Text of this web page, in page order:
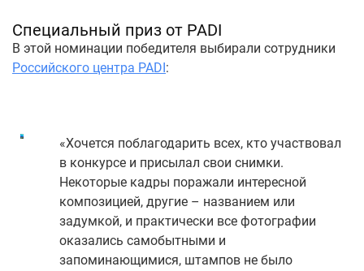
Специальный приз от PADI
В этой номинации победителя выбирали сотрудники
Российского центра PADI:
«Хочется поблагодарить всех, кто участвовал
в конкурсе и присылал свои снимки.
Некоторые кадры поражали интересной
композицией, другие – названием или
задумкой, и практически все фотографии
оказались самобытными и
запоминающимися, штампов не было